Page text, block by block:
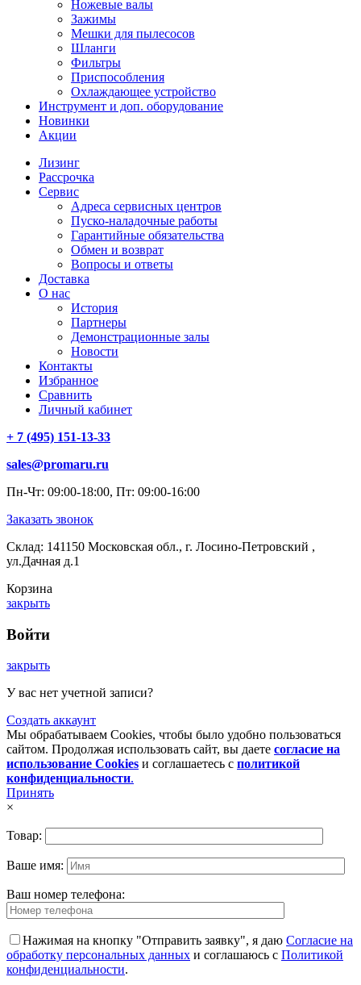
Ножевые валы
Зажимы
Мешки для пылесосов
Шланги
Фильтры
Приспособления
Охлаждающее устройство
Инструмент и доп. оборудование
Новинки
Акции
Лизинг
Рассрочка
Сервис
Адреса сервисных центров
Пуско-наладочные работы
Гарантийные обязательства
Обмен и возврат
Вопросы и ответы
Доставка
О нас
История
Партнеры
Демонстрационные залы
Новости
Контакты
Избранное
Сравнить
Личный кабинет
+ 7 (495) 151-13-33
sales@promaru.ru
Пн-Чт: 09:00-18:00, Пт: 09:00-16:00
Заказать звонок
Склад: 141150 Московская обл., г. Лосино-Петровский ,
ул.Дачная д.1
Корзина
закрыть
Войти
закрыть
У вас нет учетной записи?
Создать аккаунт
Мы обрабатываем Cookies, чтобы было удобно пользоваться
сайтом. Продолжая использовать сайт, вы даете согласие на
использование Cookies и соглашаетесь с политикой
конфиденциальности.
Принять
×
Товар:
Ваше имя:
Ваш номер телефона:
Нажимая на кнопку "Отправить заявку", я даю Согласие на
обработку персональных данных и соглашаюсь с Политикой
конфиденциальности.